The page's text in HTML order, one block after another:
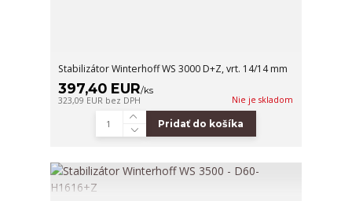
Stabilizátor Winterhoff WS 3000 D+Z, vrt. 14/14 mm
397,40 EUR/ks
323,09 EUR bez DPH Nie je skladom
Pridať do košíka